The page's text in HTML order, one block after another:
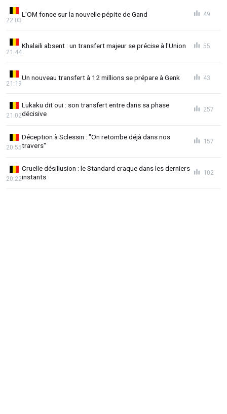
L'OM fonce sur la nouvelle pépite de Gand
22:03
49
Khalaili absent : un transfert majeur se précise à l'Union
21:44
55
Un nouveau transfert à 12 millions se prépare à Genk
21:19
43
Lukaku dit oui : son transfert entre dans sa phase
décisive
21:02
257
Déception à Sclessin : "On retombe déjà dans nos
travers"
20:55
157
Cruelle désillusion : le Standard craque dans les derniers
instants
20:22
102